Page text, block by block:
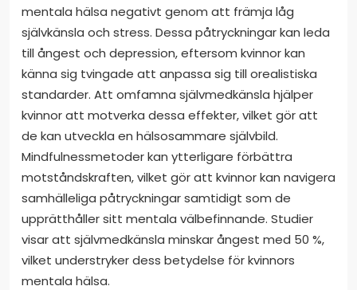
mentala hälsa negativt genom att främja låg
självkänsla och stress. Dessa påtryckningar kan leda
till ångest och depression, eftersom kvinnor kan
känna sig tvingade att anpassa sig till orealistiska
standarder. Att omfamna självmedkänsla hjälper
kvinnor att motverka dessa effekter, vilket gör att
de kan utveckla en hälsosammare självbild.
Mindfulnessmetoder kan ytterligare förbättra
motståndskraften, vilket gör att kvinnor kan navigera
samhälleliga påtryckningar samtidigt som de
upprätthåller sitt mentala välbefinnande. Studier
visar att självmedkänsla minskar ångest med 50 %,
vilket understryker dess betydelse för kvinnors
mentala hälsa.